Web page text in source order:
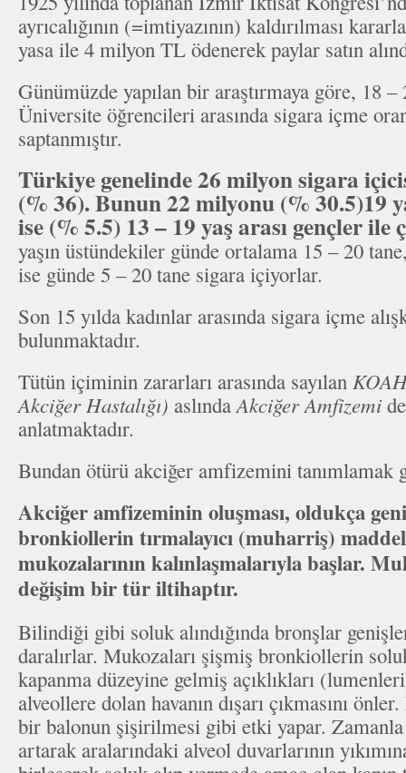
ayrıcalığının (=imtiyazının) kaldırılması
yasa ile 4 milyon TL ödenerek paylar satın
Günümüzde yapılan bir araştırmaya göre, 18
Üniversite öğrencileri arasında sigara içme
saptanmıştır.
Türkiye genelinde 26 milyon sigara
(% 36). Bunun 22 milyonu (% 30.5)19
ise (% 5.5) 13 – 19 yaş arası gençler ile
yaşın üstündekiler günde ortalama 15 – 20
ise günde 5 – 20 tane sigara içiyorlar.
Son 15 yılda kadınlar arasında sigara içme
bulunmaktadır.
Tütün içiminin zararları arasında sayılan
Akciğer Hastalığı) aslındaAkciğer Amfizemi
anlatmaktadır.
Bundan ötürü akciğer amfizemini tanımlamak
Akciğer amfizeminin oluşması, oldukça
bronkiollerin tırmalayıcı (muharriş)
mukozalarının kalınlaşmalarıyla başlar.
değişim bir tür iltihaptır.
Bilindiği gibi soluk alındığında bronşlar
daralırlar. Mukozaları şişmiş bronkiollerin
kapanma düzeyine gelmiş açıklıkları
alveollere dolan havanın dışarı çıkmasını
bir balonun şişirilmesi gibi etki yapar.
artarak aralarındaki alveol duvarlarının